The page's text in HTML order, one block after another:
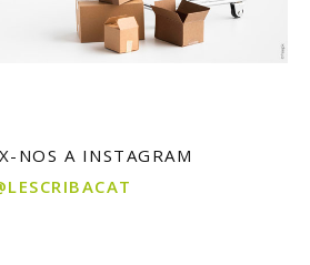
NOS A INSTAGRAM